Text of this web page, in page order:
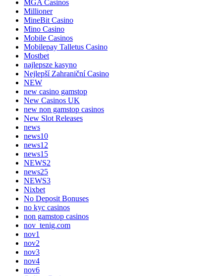
MGA Casinos
Millioner
MineBit Casino
Mino Casino
Mobile Casinos
Mobilepay Talletus Casino
Mostbet
najlepsze kasyno
Nejlepší Zahraniční Casino
NEW
new casino gamstop
New Casinos UK
new non gamstop casinos
New Slot Releases
news
news10
news12
news15
NEWS2
news25
NEWS3
Nixbet
No Deposit Bonuses
no kyc casinos
non gamstop casinos
nov_tenig.com
nov1
nov2
nov3
nov4
nov6